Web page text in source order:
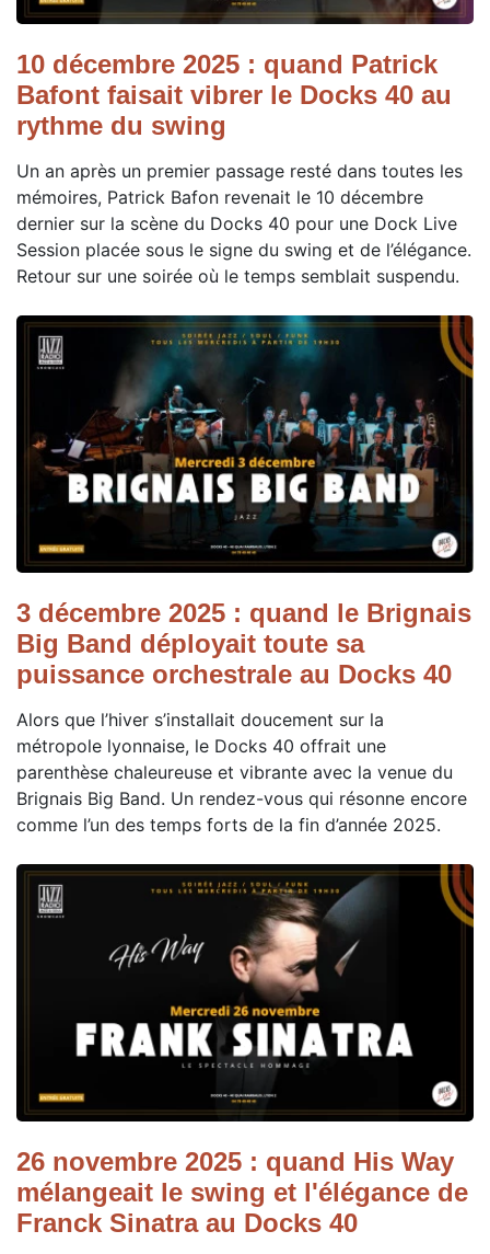
10 décembre 2025 : quand Patrick
Bafont faisait vibrer le Docks 40 au
rythme du swing
Un an après un premier passage resté dans toutes les
mémoires, Patrick Bafon revenait le 10 décembre
dernier sur la scène du Docks 40 pour une Dock Live
Session placée sous le signe du swing et de l’élégance.
Retour sur une soirée où le temps semblait suspendu.
3 décembre 2025 : quand le Brignais
Big Band déployait toute sa
puissance orchestrale au Docks 40
Alors que l’hiver s’installait doucement sur la
métropole lyonnaise, le Docks 40 offrait une
parenthèse chaleureuse et vibrante avec la venue du
Brignais Big Band. Un rendez-vous qui résonne encore
comme l’un des temps forts de la fin d’année 2025.
26 novembre 2025 : quand His Way
mélangeait le swing et l'élégance de
Franck Sinatra au Docks 40